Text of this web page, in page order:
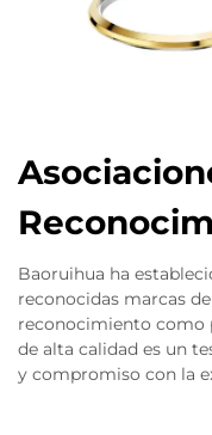
Baoruihua ha
reconocidas marcas
reconocimiento como
de alta calidad es un
y compromiso con la